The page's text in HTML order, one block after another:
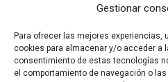
Gestionar
Para ofrecer las mejores
cookies para almacenar y/o acceder a
consentimiento de estas tecnologías
el comportamiento de navegación o